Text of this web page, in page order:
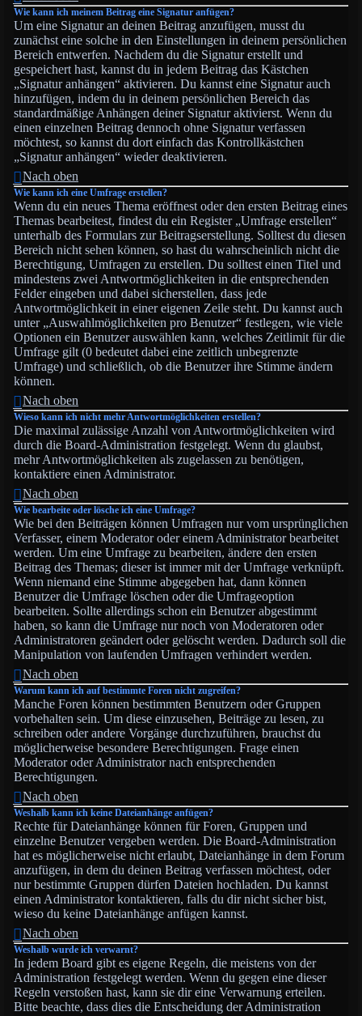
Wie kann ich meinem Beitrag eine Signatur anfügen?
Um eine Signatur an deinen Beitrag anzufügen, musst du
zunächst eine solche in den Einstellungen in deinem persönlichen
Bereich entwerfen. Nachdem du die Signatur erstellt und
gespeichert hast, kannst du in jedem Beitrag das Kästchen
„Signatur anhängen“ aktivieren. Du kannst eine Signatur auch
hinzufügen, indem du in deinem persönlichen Bereich das
standardmäßige Anhängen deiner Signatur aktivierst. Wenn du
einen einzelnen Beitrag dennoch ohne Signatur verfassen
möchtest, so kannst du dort einfach das Kontrollkästchen
„Signatur anhängen“ wieder deaktivieren.
Nach oben
Wie kann ich eine Umfrage erstellen?
Wenn du ein neues Thema eröffnest oder den ersten Beitrag eines
Themas bearbeitest, findest du ein Register „Umfrage erstellen“
unterhalb des Formulars zur Beitragserstellung. Solltest du diesen
Bereich nicht sehen können, so hast du wahrscheinlich nicht die
Berechtigung, Umfragen zu erstellen. Du solltest einen Titel und
mindestens zwei Antwortmöglichkeiten in die entsprechenden
Felder eingeben und dabei sicherstellen, dass jede
Antwortmöglichkeit in einer eigenen Zeile steht. Du kannst auch
unter „Auswahlmöglichkeiten pro Benutzer“ festlegen, wie viele
Optionen ein Benutzer auswählen kann, welches Zeitlimit für die
Umfrage gilt (0 bedeutet dabei eine zeitlich unbegrenzte
Umfrage) und schließlich, ob die Benutzer ihre Stimme ändern
können.
Nach oben
Wieso kann ich nicht mehr Antwortmöglichkeiten erstellen?
Die maximal zulässige Anzahl von Antwortmöglichkeiten wird
durch die Board-Administration festgelegt. Wenn du glaubst,
mehr Antwortmöglichkeiten als zugelassen zu benötigen,
kontaktiere einen Administrator.
Nach oben
Wie bearbeite oder lösche ich eine Umfrage?
Wie bei den Beiträgen können Umfragen nur vom ursprünglichen
Verfasser, einem Moderator oder einem Administrator bearbeitet
werden. Um eine Umfrage zu bearbeiten, ändere den ersten
Beitrag des Themas; dieser ist immer mit der Umfrage verknüpft.
Wenn niemand eine Stimme abgegeben hat, dann können
Benutzer die Umfrage löschen oder die Umfrageoption
bearbeiten. Sollte allerdings schon ein Benutzer abgestimmt
haben, so kann die Umfrage nur noch von Moderatoren oder
Administratoren geändert oder gelöscht werden. Dadurch soll die
Manipulation von laufenden Umfragen verhindert werden.
Nach oben
Warum kann ich auf bestimmte Foren nicht zugreifen?
Manche Foren können bestimmten Benutzern oder Gruppen
vorbehalten sein. Um diese einzusehen, Beiträge zu lesen, zu
schreiben oder andere Vorgänge durchzuführen, brauchst du
möglicherweise besondere Berechtigungen. Frage einen
Moderator oder Administrator nach entsprechenden
Berechtigungen.
Nach oben
Weshalb kann ich keine Dateianhänge anfügen?
Rechte für Dateianhänge können für Foren, Gruppen und
einzelne Benutzer vergeben werden. Die Board-Administration
hat es möglicherweise nicht erlaubt, Dateianhänge in dem Forum
anzufügen, in dem du deinen Beitrag verfassen möchtest, oder
nur bestimmte Gruppen dürfen Dateien hochladen. Du kannst
einen Administrator kontaktieren, falls du dir nicht sicher bist,
wieso du keine Dateianhänge anfügen kannst.
Nach oben
Weshalb wurde ich verwarnt?
In jedem Board gibt es eigene Regeln, die meistens von der
Administration festgelegt werden. Wenn du gegen eine dieser
Regeln verstoßen hast, kann sie dir eine Verwarnung erteilen.
Bitte beachte, dass dies die Entscheidung der Administration